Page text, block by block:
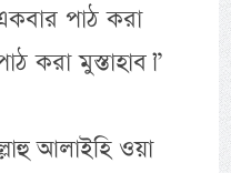
পাঠ করা
করা মুস্তাহাব।”
আলাইহি ওয়া